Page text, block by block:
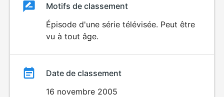
ClassementClassement
Motifs de classement
Épisode d'une série télévisée. Peut être
vu à tout âge.
Date de classement
16 novembre 2005